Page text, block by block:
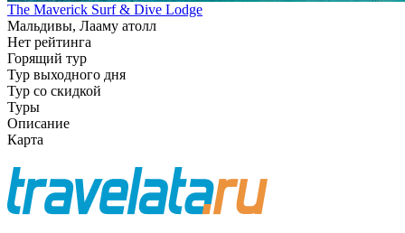
The Maverick Surf & Dive Lodge
Мальдивы, Лааму атолл
Нет рейтинга
Горящий тур
Тур выходного дня
Тур со скидкой
Туры
Описание
Карта